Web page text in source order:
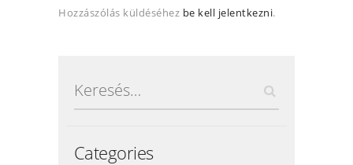
Hozzászólás küldéséhez be kell jelentkezni.
Categories